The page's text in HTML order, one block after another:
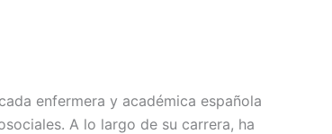
enfermera y académica española
A lo largo de su carrera, ha